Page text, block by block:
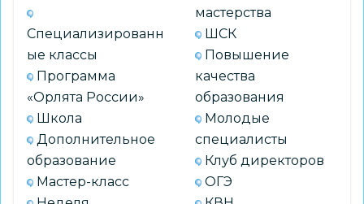
«Пушкинского
Специализированн
ые классы
Программа
«Орлята России»
Школа
Дополнительное
образование
Мастер-класс
мастерства
ШСК
Повышение
качества
образования
Молодые
специалисты
Клуб директоров
ОГЭ